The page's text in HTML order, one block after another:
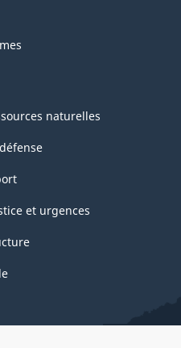
naturelles
et urgences